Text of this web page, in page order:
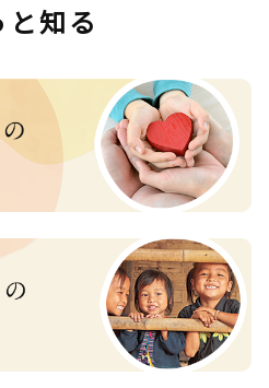
と知る